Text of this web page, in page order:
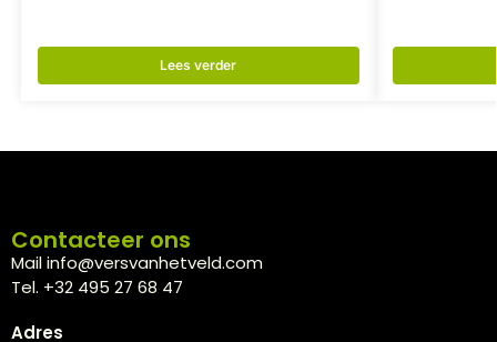
Lees verder
Contacteer ons
Mail info@versvanhetveld.com
Tel. +32 495 27 68 47
Adres